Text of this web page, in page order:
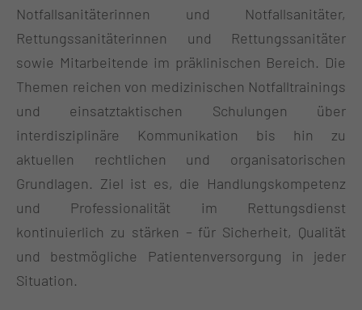
Notfallsanitäterinnen und Notfallsanitäter,
Rettungssanitäterinnen und Rettungssanitäter
sowie Mitarbeitende im präklinischen Bereich. Die
Themen reichen von medizinischen Notfalltrainings
und einsatztaktischen Schulungen über
interdisziplinäre Kommunikation bis hin zu
aktuellen rechtlichen und organisatorischen
Grundlagen. Ziel ist es, die Handlungskompetenz
und Professionalität im Rettungsdienst
kontinuierlich zu stärken – für Sicherheit, Qualität
und bestmögliche Patientenversorgung in jeder
Situation.